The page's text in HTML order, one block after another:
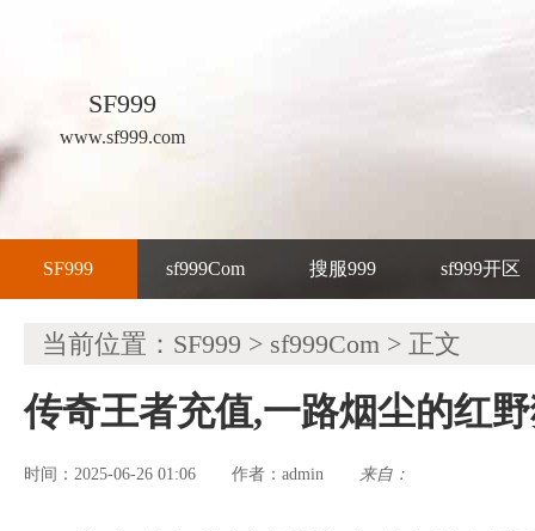
SF999
www.sf999.com
SF999 sf999Com 搜服999 sf999开区
当前位置： SF999 > sf999Com > 正文
传奇王者充值,一路烟尘的红
时间：2025-06-26 01:06 作者： admin 来自：